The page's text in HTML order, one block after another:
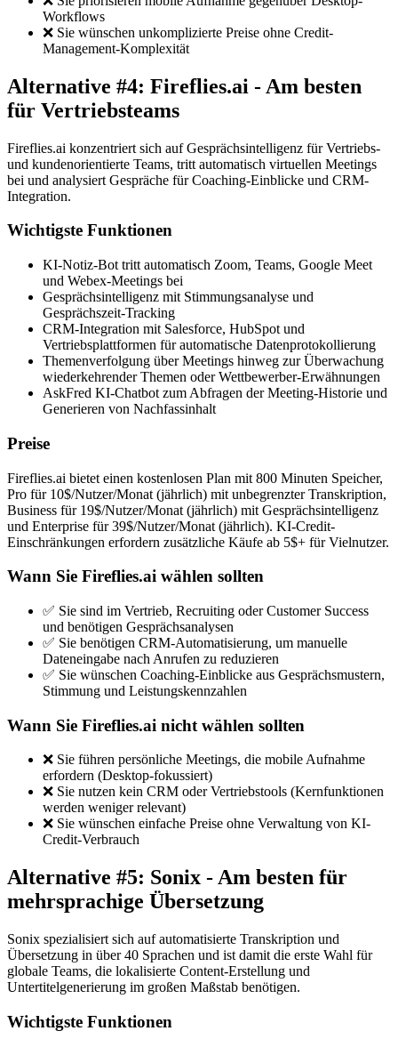
Workflows
❌ Sie wünschen unkomplizierte Preise ohne Credit-
Management-Komplexität
Alternative #4: Fireflies.ai - Am besten
für Vertriebsteams
Fireflies.ai konzentriert sich auf Gesprächsintelligenz für Vertriebs-
und kundenorientierte Teams, tritt automatisch virtuellen Meetings
bei und analysiert Gespräche für Coaching-Einblicke und CRM-
Integration.
Wichtigste Funktionen
KI-Notiz-Bot tritt automatisch Zoom, Teams, Google Meet
und Webex-Meetings bei
Gesprächsintelligenz mit Stimmungsanalyse und
Gesprächszeit-Tracking
CRM-Integration mit Salesforce, HubSpot und
Vertriebsplattformen für automatische Datenprotokollierung
Themenverfolgung über Meetings hinweg zur Überwachung
wiederkehrender Themen oder Wettbewerber-Erwähnungen
AskFred KI-Chatbot zum Abfragen der Meeting-Historie und
Generieren von Nachfassinhalt
Preise
Fireflies.ai bietet einen kostenlosen Plan mit 800 Minuten Speicher,
Pro für 10$/Nutzer/Monat (jährlich) mit unbegrenzter Transkription,
Business für 19$/Nutzer/Monat (jährlich) mit Gesprächsintelligenz
und Enterprise für 39$/Nutzer/Monat (jährlich). KI-Credit-
Einschränkungen erfordern zusätzliche Käufe ab 5$+ für Vielnutzer.
Wann Sie Fireflies.ai wählen sollten
✅ Sie sind im Vertrieb, Recruiting oder Customer Success
und benötigen Gesprächsanalysen
✅ Sie benötigen CRM-Automatisierung, um manuelle
Dateneingabe nach Anrufen zu reduzieren
✅ Sie wünschen Coaching-Einblicke aus Gesprächsmustern,
Stimmung und Leistungskennzahlen
Wann Sie Fireflies.ai nicht wählen sollten
❌ Sie führen persönliche Meetings, die mobile Aufnahme
erfordern (Desktop-fokussiert)
❌ Sie nutzen kein CRM oder Vertriebstools (Kernfunktionen
werden weniger relevant)
❌ Sie wünschen einfache Preise ohne Verwaltung von KI-
Credit-Verbrauch
Alternative #5: Sonix - Am besten für
mehrsprachige Übersetzung
Sonix spezialisiert sich auf automatisierte Transkription und
Übersetzung in über 40 Sprachen und ist damit die erste Wahl für
globale Teams, die lokalisierte Content-Erstellung und
Untertitelgenerierung im großen Maßstab benötigen.
Wichtigste Funktionen